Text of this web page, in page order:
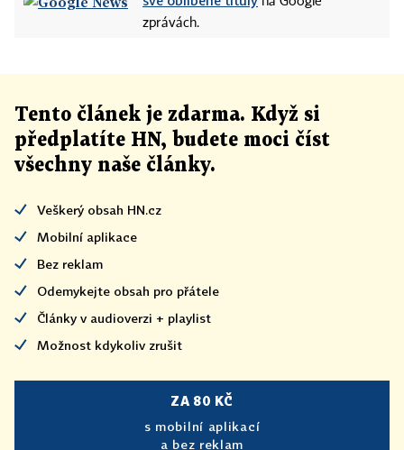
zprávách.
Tento článek je zdarma. Když si
předplatíte HN, budete moci číst
všechny naše články.
Veškerý obsah HN.cz
Mobilní aplikace
Bez reklam
Odemykejte obsah pro přátele
Články v audioverzi + playlist
Možnost kdykoliv zrušit
ZA 80 KČ
s mobilní aplikací
a bez reklam